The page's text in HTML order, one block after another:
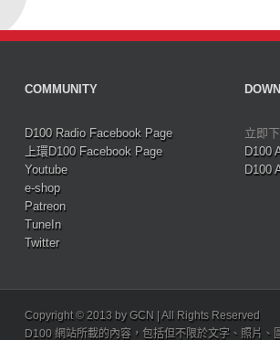
COMMUNITY
D100 Radio Facebook Page
上環D100 Facebook Page
Youtube
e-shop
Patreon
TuneIn
Twitter
立即
D100
D100
Copyright © 2013 by GCN | All Rights Reserved
D100 網站所載的內容，包括但不限於文字、照片